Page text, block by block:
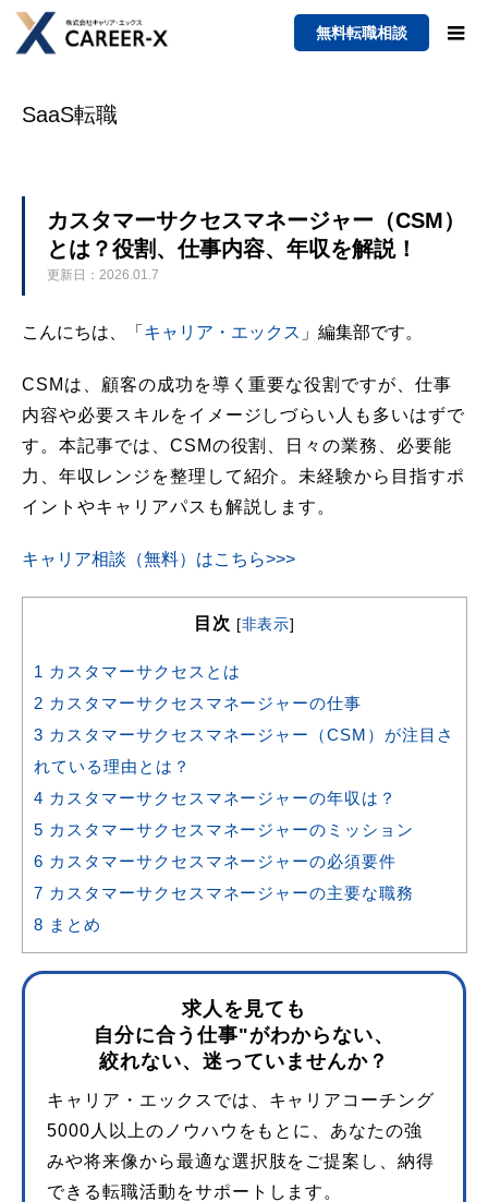
無料転職相談
SaaS転職
カスタマーサクセスマネージャー（CSM）
とは？役割、仕事内容、年収を解説！
更新日：2026.01.7
こんにちは、「 キャリア・エックス 」編集部です。
CSMは、顧客の成功を導く重要な役割ですが、仕事
内容や必要スキルをイメージしづらい人も多いはずで
す。本記事では、CSMの役割、日々の業務、必要能
力、年収レンジを整理して紹介。未経験から目指すポ
イントやキャリアパスも解説します。
キャリア相談（無料）はこちら>>>
目次 [非表示]
1 カスタマーサクセスとは
2 カスタマーサクセスマネージャーの仕事
3 カスタマーサクセスマネージャー（CSM）が注目さ
れている理由とは？
4 カスタマーサクセスマネージャーの年収は？
5 カスタマーサクセスマネージャーのミッション
6 カスタマーサクセスマネージャーの必須要件
7 カスタマーサクセスマネージャーの主要な職務
8 まとめ
求人を見ても
自分に合う仕事"がわからない、
絞れない、迷っていませんか？
キャリア・エックスでは、キャリアコーチング
5000人以上のノウハウをもとに、あなたの強
みや将来像から最適な選択肢をご提案し、納得
できる転職活動をサポートします。